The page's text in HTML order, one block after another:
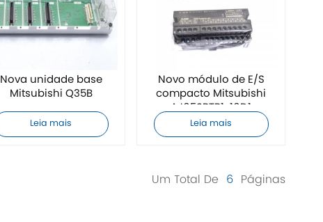
Nova unidade base
Mitsubishi Q35B
Leia mais
Novo módulo de E/S
compacto Mitsubishi
AJ65SBTB1-16D1
Leia mais
Um Total De 6 Páginas